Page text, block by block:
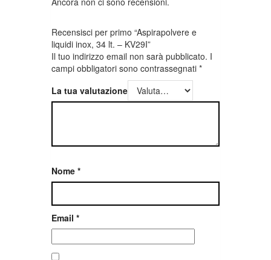
Recensisci per primo “Aspirapolvere e
liquidi inox, 34 lt. – KV29I”
Il tuo indirizzo email non sarà pubblicato. I
campi obbligatori sono contrassegnati *
La tua valutazione
Nome *
Email *